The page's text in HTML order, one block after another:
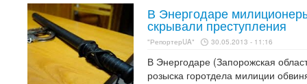
В Энергодаре
скрывали преступления
"РепортерUA" 30.05.2013 - 11:16
В Энергодаре (Запорожская
розыска горотдела милиции